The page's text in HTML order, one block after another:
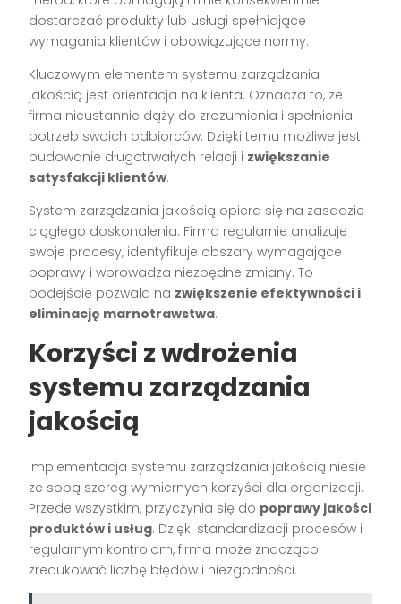
dostarczać produkty lub usługi spełniające
wymagania klientów i obowiązujące normy.
Kluczowym elementem systemu zarządzania
jakością jest orientacja na klienta. Oznacza to, że
firma nieustannie dąży do zrozumienia i spełnienia
potrzeb swoich odbiorców. Dzięki temu możliwe jest
budowanie długotrwałych relacji i zwiększanie
satysfakcji klientów.
System zarządzania jakością opiera się na zasadzie
ciągłego doskonalenia. Firma regularnie analizuje
swoje procesy, identyfikuje obszary wymagające
poprawy i wprowadza niezbędne zmiany. To
podejście pozwala na zwiększenie efektywności i
eliminację marnotrawstwa.
Korzyści z wdrożenia
systemu zarządzania
jakością
Implementacja systemu zarządzania jakością niesie
ze sobą szereg wymiernych korzyści dla organizacji.
Przede wszystkim, przyczynia się do poprawy jakości
produktów i usług. Dzięki standardizacji procesów i
regularnym kontrolom, firma może znacząco
zredukować liczbę błędów i niezgodności.